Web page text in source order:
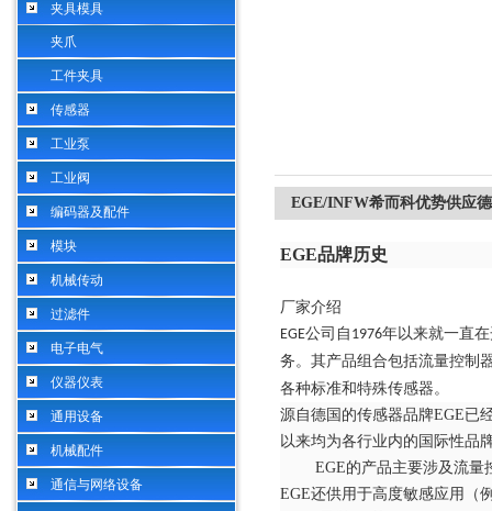
夹具模具
夹爪
工件夹具
传感器
工业泵
工业阀
编码器及配件
模块
机械传动
过滤件
电子电气
仪器仪表
通用设备
机械配件
通信与网络设备
EGE/INFW希而科优势供应
EGE品牌历史
厂家介绍
EGE公司自 1976年以来就一直
务。其产品组合包括流量控制
各种标准和特殊传感器。
源自德国的传感器品牌EGE已
以来均为各行业内的国际性品
EGE的产品主要涉及流
EGE还供用于高度敏感应用（